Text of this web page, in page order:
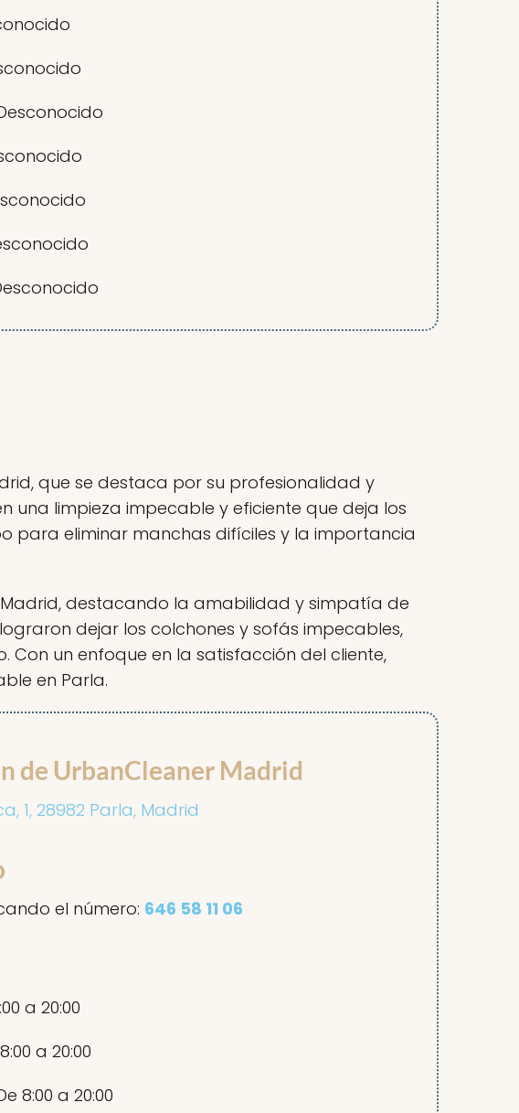
que se destaca por su profesionalidad y
una limpieza impecable y eficiente que deja los
para eliminar manchas difíciles y la importancia
destacando la amabilidad y simpatía de
dejar los colchones y sofás impecables,
un enfoque en la satisfacción del cliente,
en Parla.
de UrbanCleaner Madrid
1, 28982 Parla, Madrid
el número: 646 58 11 06
a 20:00
a 20:00
8:00 a 20:00